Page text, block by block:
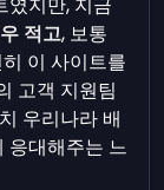
적고, 보통
이 사이트를
고객 지원팀
우리나라 배
응대해주는 느